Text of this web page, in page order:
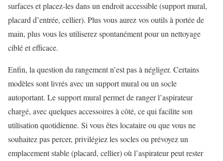
surfaces et placez-les dans un endroit accessible (support mural,
placard d’entrée, cellier). Plus vous aurez vos outils à portée de
main, plus vous les utiliserez spontanément pour un nettoyage
ciblé et efficace.
Enfin, la question du rangement n’est pas à négliger. Certains
modèles sont livrés avec un support mural ou un socle
autoportant. Le support mural permet de ranger l’aspirateur
chargé, avec quelques accessoires à côté, ce qui facilite son
utilisation quotidienne. Si vous êtes locataire ou que vous ne
souhaitez pas percer, privilégiez les socles ou prévoyez un
emplacement stable (placard, cellier) où l’aspirateur peut rester